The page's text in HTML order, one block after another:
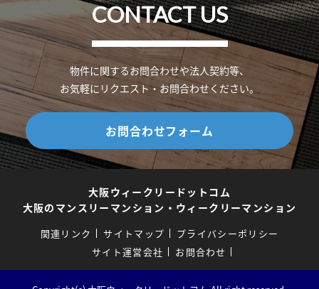
CONTACT US
物件に関するお問合わせや法人契約等、
お気軽にリクエスト・お問合わせください。
お問合わせフォーム
大阪ウィークリードットコム
大阪のマンスリーマンション・ウィークリーマンション
関連リンク サイトマップ
プライバシーポリシー
サイト運営会社
お問合わせ